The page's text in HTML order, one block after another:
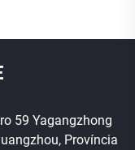
59 Yagangzhong
Província